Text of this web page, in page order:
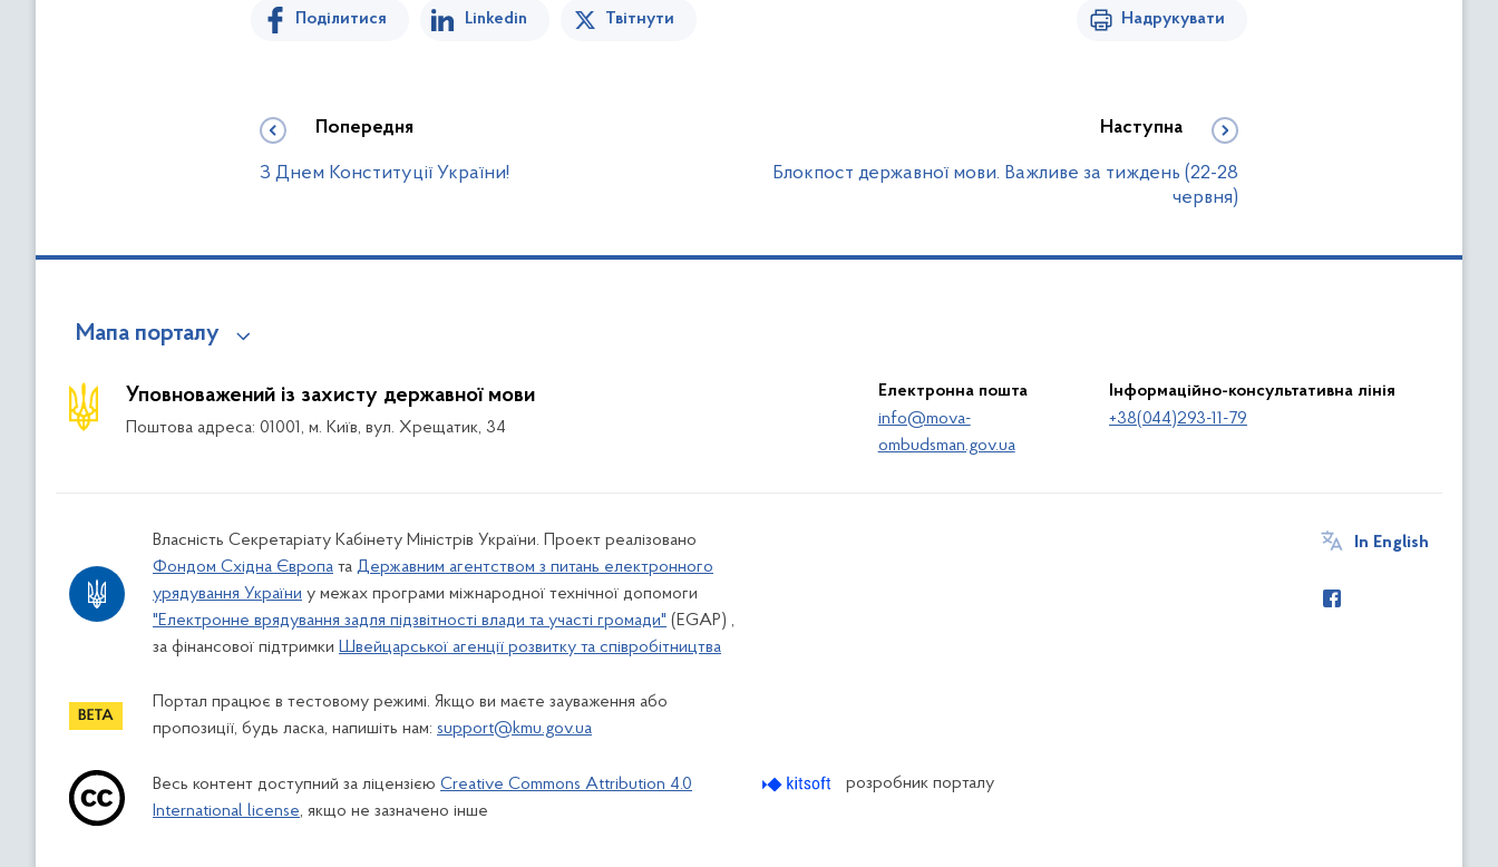
Поділитися Linkedin Твітнути Надрукувати
Попередня
З Днем Конституції України!
Наступна
Блокпост державної мови. Важливе за тиждень (22-28
червня)
Мапа порталу
Уповноважений із захисту державної мови
Поштова адреса: 01001, м. Київ, вул. Хрещатик, 34
Електронна пошта
info@mova-
ombudsman.gov.ua
Інформаційно-консультативна лінія
+38(044)293-11-79
Власність Секретаріату Кабінету Міністрів України. Проект реалізовано
Фондом Східна Європа та Державним агентством з питань електронного
урядування України у межах програми міжнародної технічної допомоги
"Електронне врядування задля підзвітності влади та участі громади" (EGAP) ,
за фінансової підтримки Швейцарської агенції розвитку та співробітництва
Портал працює в тестовому режимі. Якщо ви маєте зауваження або
пропозиції, будь ласка, напишіть нам: support@kmu.gov.ua
In English
Весь контент доступний за ліцензією Creative Commons Attribution 4.0
International license, якщо не зазначено інше
розробник порталу